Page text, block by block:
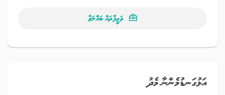
ވަޒީފާތައް ބައްލަވާ
އަޅުގަނޑުމެންނާ މެދު